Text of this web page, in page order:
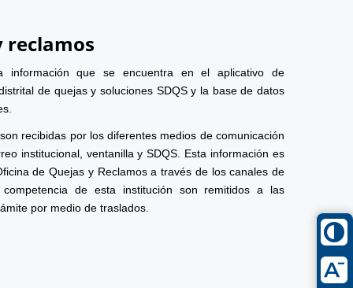
reclamos
información que se encuentra en el aplicativo de
de quejas y soluciones SDQS y la base de datos
recibidas por los diferentes medios de comunicación
institucional, ventanilla y SDQS. Esta información es
de Quejas y Reclamos a través de los canales de
de esta institución son remitidos a las
por medio de traslados.